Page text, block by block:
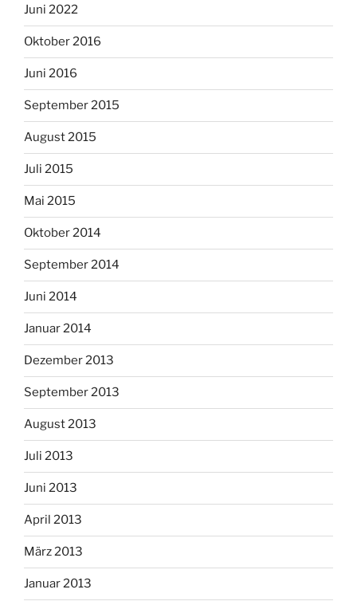
Juni 2022
Oktober 2016
Juni 2016
September 2015
August 2015
Juli 2015
Mai 2015
Oktober 2014
September 2014
Juni 2014
Januar 2014
Dezember 2013
September 2013
August 2013
Juli 2013
Juni 2013
April 2013
März 2013
Januar 2013